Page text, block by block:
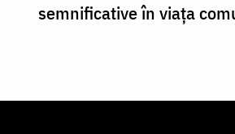
semnificative în viața